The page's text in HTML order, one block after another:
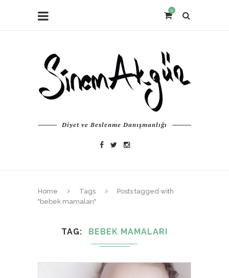
0
Diyet ve Beslenme Danışmanlığı
Home Tags
Posts tagged with
"bebek mamaları"
TAG BEBEK MAMALARI